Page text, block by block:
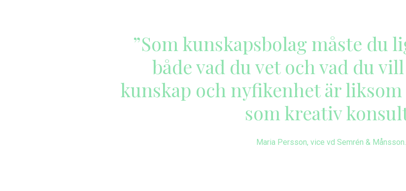
”Som kunskapsbolag måste du
både vad du vet och vad du
kunskap och nyfikenhet är
som kreativ
Maria Persson, vice vd Semrén & Månsson.